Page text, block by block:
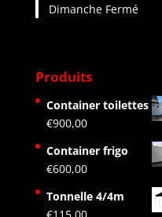
Dimanche Fermé
Produits
Container toilettes
€900,00
Container frigo
€600,00
Tonnelle 4/4m